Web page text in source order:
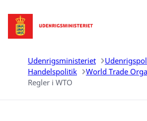
Gå til forsiden
Udenrigsministeriet
Handelspolitik
World Trade
Regler i WTO